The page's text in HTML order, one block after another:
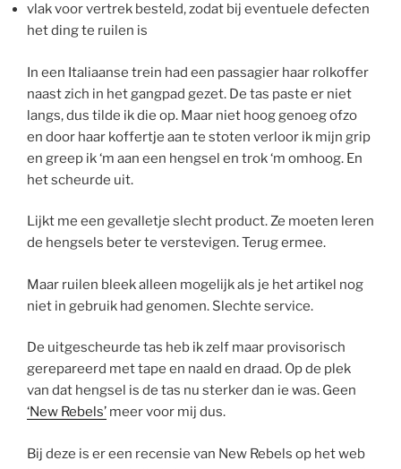
vlak voor vertrek besteld, zodat bij eventuele defecten
het ding te ruilen is
In een Italiaanse trein had een passagier haar rolkoffer
naast zich in het gangpad gezet. De tas paste er niet
langs, dus tilde ik die op. Maar niet hoog genoeg ofzo
en door haar koffertje aan te stoten verloor ik mijn grip
en greep ik ‘m aan een hengsel en trok ‘m omhoog. En
het scheurde uit.
Lijkt me een gevalletje slecht product. Ze moeten leren
de hengsels beter te verstevigen. Terug ermee.
Maar ruilen bleek alleen mogelijk als je het artikel nog
niet in gebruik had genomen. Slechte service.
De uitgescheurde tas heb ik zelf maar provisorisch
gerepareerd met tape en naald en draad. Op de plek
van dat hengsel is de tas nu sterker dan ie was. Geen
‘New Rebels’ meer voor mij dus.
Bij deze is er een recensie van New Rebels op het web